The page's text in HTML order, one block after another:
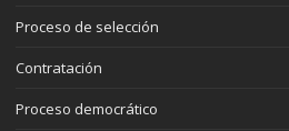
Proceso de selección
Contratación
Proceso democrático